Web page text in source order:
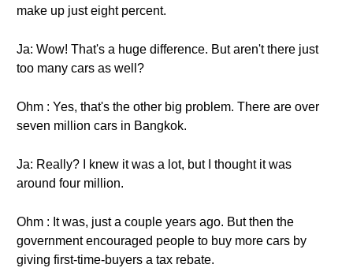
make up just eight percent.
Ja: Wow! That's a huge difference. But aren't there just
too many cars as well?
Ohm : Yes, that's the other big problem. There are over
seven million cars in Bangkok.
Ja: Really? I knew it was a lot, but I thought it was
around four million.
Ohm : It was, just a couple years ago. But then the
government encouraged people to buy more cars by
giving first-time-buyers a tax rebate.